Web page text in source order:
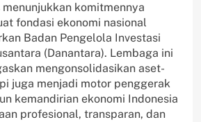
komitmennya
fondasi ekonomi nasional
Badan Pengelola Investasi
(Danantara). Lembaga ini
mengonsolidasikan aset-
juga menjadi motor penggerak
kemandirian ekonomi Indonesia
profesional, transparan, dan